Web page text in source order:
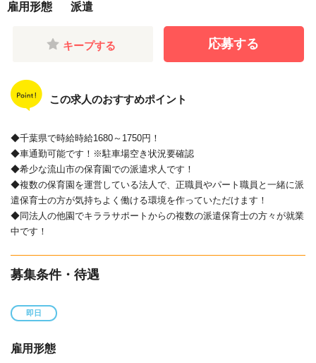
雇用形態
派遣
キープする 応募する
この求人のおすすめポイント
◆千葉県で時給時給1680～1750円！
◆車通勤可能です！※駐車場空き状況要確認
◆希少な流山市の保育園での派遣求人です！
◆複数の保育園を運営している法人で、正職員やパート職員と一緒に派
遣保育士の方が気持ちよく働ける環境を作っていただけます！
◆同法人の他園でキララサポートからの複数の派遣保育士の方々が就業
中です！
募集条件・待遇
即日
雇用形態